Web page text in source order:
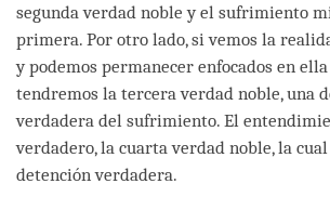
segunda verdad noble y el sufrimiento
primera. Por otro lado, si vemos la
y podemos permanecer enfocados en
tendremos la tercera verdad noble, una
verdadera del sufrimiento. El
verdadero, la cuarta verdad noble, la
detención verdadera.